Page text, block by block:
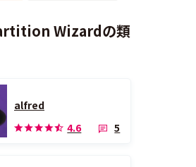
Wizardの類
alfred
4.6
5